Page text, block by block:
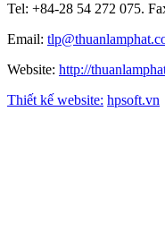
Tel: +84-28 54 272 075.
Email:
Website: http://
Thiết kế website: hpsoft.vn